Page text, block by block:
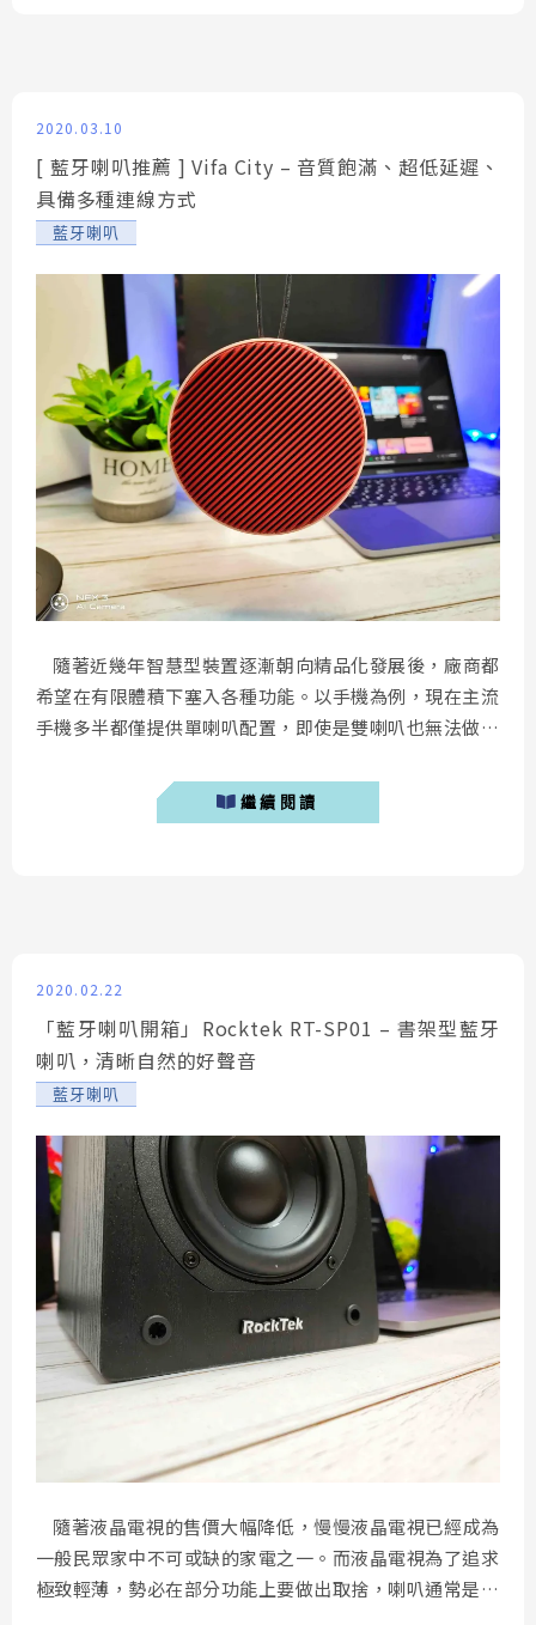
2020.03.10
[ 藍牙喇叭推薦 ] Vifa City – 音質飽滿、超低延遲、
具備多種連線方式
藍牙喇叭
隨著近幾年智慧型裝置逐漸朝向精品化發展後，廠商都
希望在有限體積下塞入各種功能。以手機為例，現在主流
手機多半都僅提供單喇叭配置，即使是雙喇叭也無法做到
的使用場景以外，更重要的是有效的彌補手機外放音量的
不足。今天要介紹的這款 Vifa City 藍牙喇叭，飽滿的音
繼續閱讀
2020.02.22
「藍牙喇叭開箱」Rocktek RT-SP01 – 書架型藍牙
喇叭，清晰自然的好聲音
藍牙喇叭
隨著液晶電視的售價大幅降低，慢慢液晶電視已經成為
一般民眾家中不可或缺的家電之一。而液晶電視為了追求
極致輕薄，勢必在部分功能上要做出取捨，喇叭通常是液